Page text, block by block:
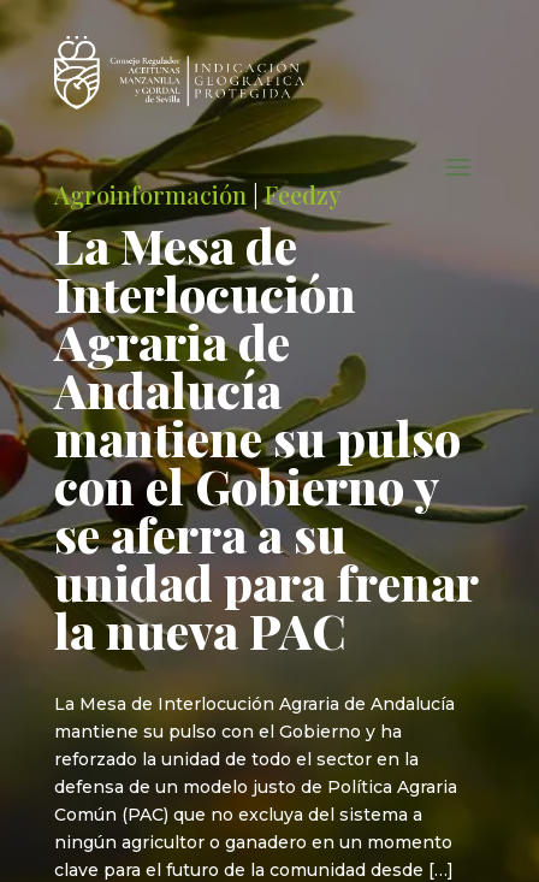
Agroinformación |Feedzy
La Mesa de
Interlocución
Agraria de
Andalucía
mantiene su pulso
con el Gobierno y
se aferra a su
unidad para frenar
la nueva PAC
La Mesa de Interlocución Agraria de Andalucía
mantiene su pulso con el Gobierno y ha
reforzado la unidad de todo el sector en la
defensa de un modelo justo de Política Agraria
Común (PAC) que no excluya del sistema a
ningún agricultor o ganadero en un momento
clave para el futuro de la comunidad desde […]